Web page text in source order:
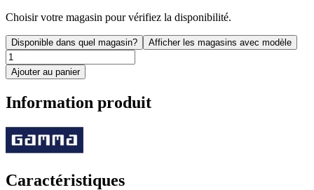
Choisir votre magasin pour vérifiez la disponibilité.
Disponible dans quel magasin? Afficher les magasins avec modèle
Ajouter au panier
Information produit
Caractéristiques